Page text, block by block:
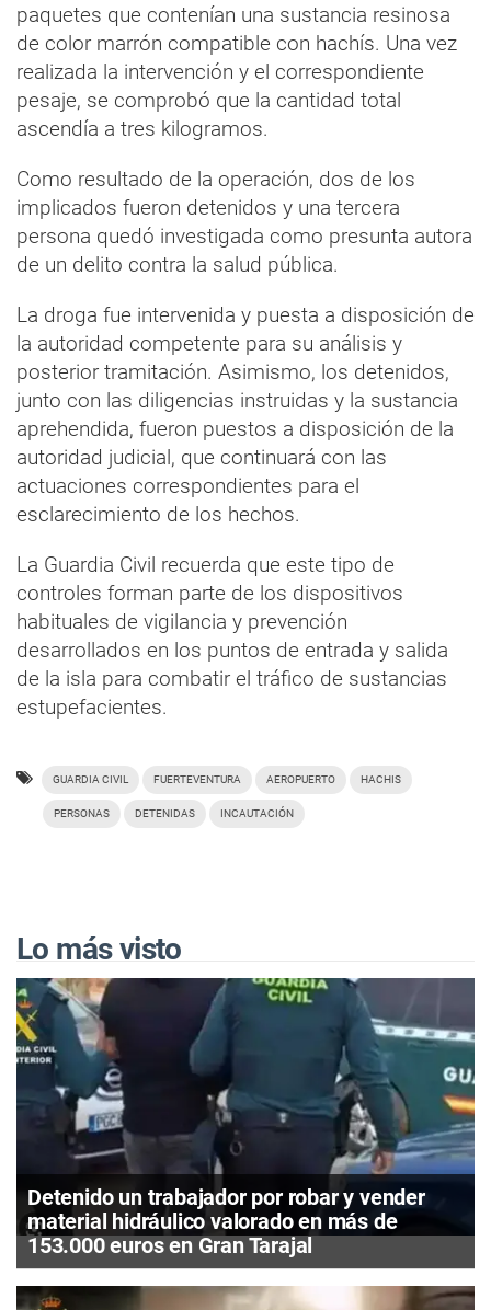
paquetes que contenían una sustancia resinosa
de color marrón compatible con hachís. Una vez
realizada la intervención y el correspondiente
pesaje, se comprobó que la cantidad total
ascendía a tres kilogramos.
Como resultado de la operación, dos de los
implicados fueron detenidos y una tercera
persona quedó investigada como presunta autora
de un delito contra la salud pública.
La droga fue intervenida y puesta a disposición de
la autoridad competente para su análisis y
posterior tramitación. Asimismo, los detenidos,
junto con las diligencias instruidas y la sustancia
aprehendida, fueron puestos a disposición de la
autoridad judicial, que continuará con las
actuaciones correspondientes para el
esclarecimiento de los hechos.
La Guardia Civil recuerda que este tipo de
controles forman parte de los dispositivos
habituales de vigilancia y prevención
desarrollados en los puntos de entrada y salida
de la isla para combatir el tráfico de sustancias
estupefacientes.
GUARDIA CIVIL FUERTEVENTURA AEROPUERTO HACHIS
PERSONAS DETENIDAS INCAUTACIÓN
Lo más visto
Detenido un trabajador por robar y vender
material hidráulico valorado en más de
153.000 euros en Gran Tarajal